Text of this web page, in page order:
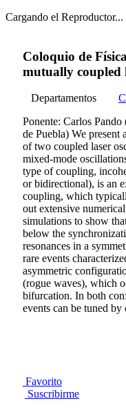
Cargando el Reproductor...
Coloquio de
mutually coupled
Departamentos
Ponente: Carlos
de Puebla) We present
of two coupled laser
mixed-mode
type of coupling,
or bidirectional), is an
coupling, which
out extensive
simulations to show
below the
resonances in a
rare events
asymmetric
(rogue waves), which
bifurcation. In both
events can be tuned
Favorito
Suscribirme